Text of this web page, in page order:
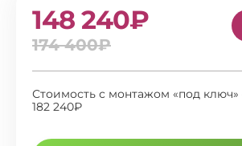
148 240₽
174 400₽
Стоимость с монтажом «под ключ»
182 240₽